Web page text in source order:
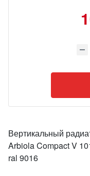
Вертикальный
Arbiola Compact V
ral 9016